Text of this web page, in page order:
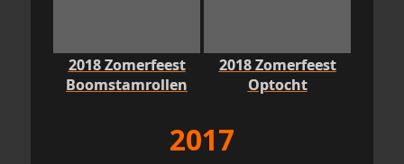
2018 Zomerfeest
Boomstamrollen
2018 Zomerfeest
Optocht
2017